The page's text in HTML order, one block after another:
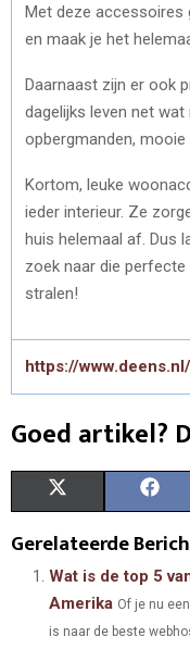
Met deze accessoires
en maak je het
Daarnaast zijn er ook
dagelijks leven net
opbergmanden,
Kortom, leuke
ieder interieur. Ze
huis helemaal af. Dus
zoek naar die
stralen!
https://
Goed artikel?
A
R
T
W R
C
E
Gerelateerde
Wat is de top 5
Amerika Of je nu
is naar de beste